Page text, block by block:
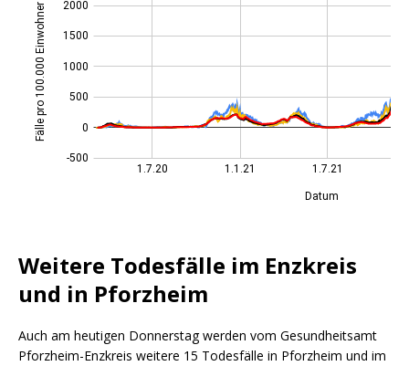
Weitere Todesfälle im Enzkreis
und in Pforzheim
Auch am heutigen Donnerstag werden vom Gesundheitsamt
Pforzheim-Enzkreis weitere 15 Todesfälle in Pforzheim und im